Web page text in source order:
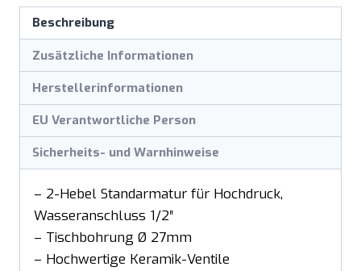
Beschreibung
Zusätzliche Informationen
Herstellerinformationen
EU Verantwortliche Person
Sicherheits- und Warnhinweise
– 2-Hebel Standarmatur für Hochdruck,
Wasseranschluss 1/2″
– Tischbohrung Ø 27mm
– Hochwertige Keramik-Ventile